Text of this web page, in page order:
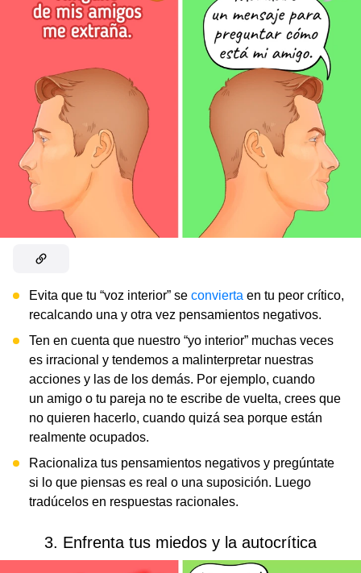
Evita que tu “voz interior” se convierta en tu peor crítico,
recalcando una y otra vez pensamientos negativos.
Ten en cuenta que nuestro “yo interior” muchas veces
es irracional y tendemos a malinterpretar nuestras
acciones y las de los demás. Por ejemplo, cuando
un amigo o tu pareja no te escribe de vuelta, crees que
no quieren hacerlo, cuando quizá sea porque están
realmente ocupados.
Racionaliza tus pensamientos negativos y pregúntate
si lo que piensas es real o una suposición. Luego
tradúcelos en respuestas racionales.
3. Enfrenta tus miedos y la autocrítica